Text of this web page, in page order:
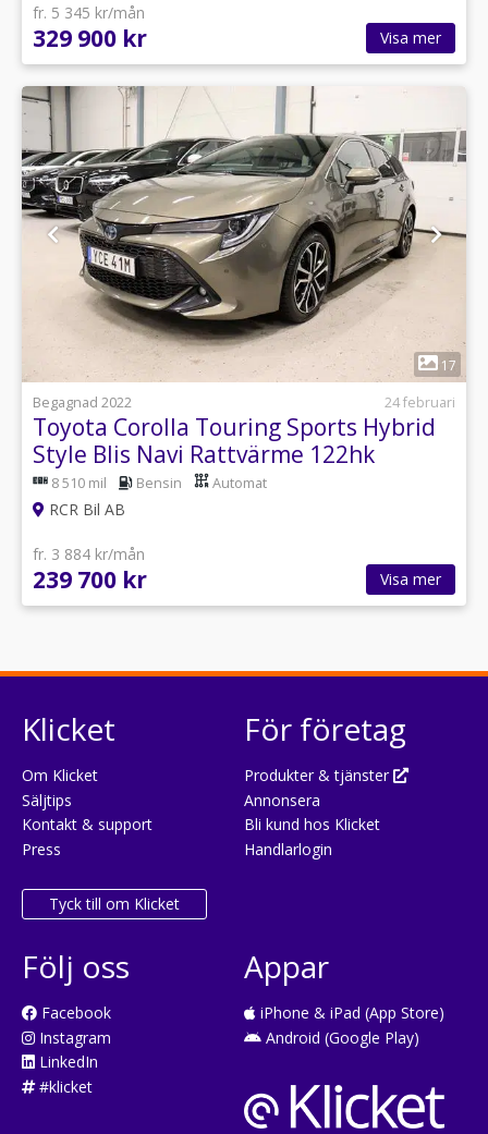
fr. 5 345 kr/mån
329 900 kr Visa mer
1
17
Begagnad 2022
24 februari
Toyota Corolla Touring Sports Hybrid
Style Blis Navi Rattvärme 122hk
8 510 mil Bensin Automat
RCR Bil AB
fr. 3 884 kr/mån
239 700 kr Visa mer
Klicket
Om Klicket
Säljtips
Kontakt & support
Press
Tyck till om Klicket
För företag
Produkter & tjänster
Annonsera
Bli kund hos Klicket
Handlarlogin
Följ oss
Facebook
Instagram
LinkedIn
#klicket
Appar
iPhone & iPad (App Store)
Android (Google Play)